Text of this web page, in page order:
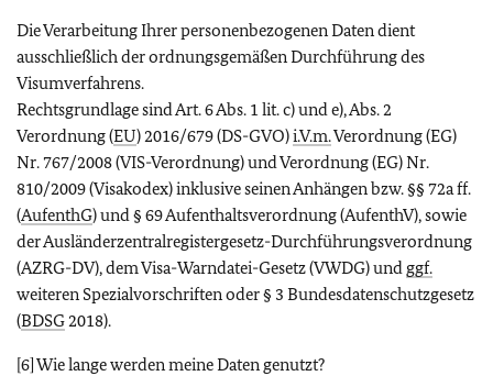
Die Verarbeitung Ihrer personenbezogenen Daten dient
ausschließlich der ordnungsgemäßen Durchführung des
Visumverfahrens.
Rechtsgrundlage sind Art. 6 Abs. 1 lit. c) und e), Abs. 2
Verordnung (EU) 2016/679 (DS-GVO)i.V.m.Verordnung (EG)
Nr. 767/2008 (VIS-Verordnung) und Verordnung (EG) Nr.
810/2009 (Visakodex) inklusive seinen Anhängen bzw. §§ 72a ff.
(AufenthG) und § 69 Aufenthaltsverordnung (AufenthV), sowie
der Ausländerzentralregistergesetz-Durchführungsverordnung
(AZRG-DV), dem Visa-Warndatei-Gesetz (VWDG) und ggf.
weiteren Spezialvorschriften oder § 3 Bundesdatenschutzgesetz
(BDSG 2018).
[6] Wie lange werden meine Daten genutzt?